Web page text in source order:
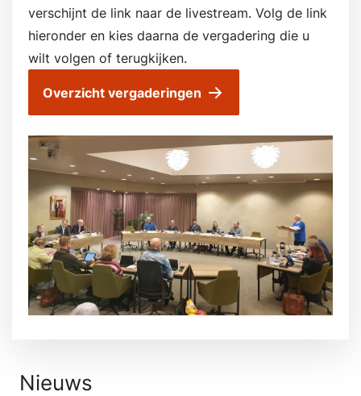
verschijnt de link naar de livestream. Volg de link
hieronder en kies daarna de vergadering die u
wilt volgen of terugkijken.
Overzicht vergaderingen
Nieuws